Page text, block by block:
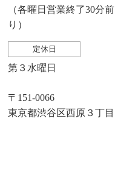
（各曜日営業終了30分
り）
定休日
第３水曜日
〒151-0066
東京都渋谷区西原３丁